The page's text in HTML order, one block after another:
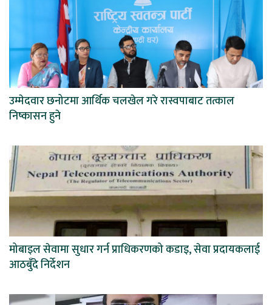
उम्मेदवार छनोटमा आर्थिक चलखेल गरे रास्वपाबाट तत्काल
निष्कासन हुने
मोबाइल सेवामा सुधार गर्न प्राधिकरणको कडाइ, सेवा प्रदायकलाई
आठबुँदे निर्देशन